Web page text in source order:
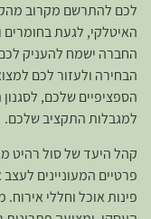
לכם להתרשם מקרוב
האיטלקי, לגעת
החברה ישמח להעניק לכם
הבחירה ולעזור לכם
הספציפיים שלכם,
למגבלות התקציב שלכם.
קהל היעד של סול רהיט
פרטיים המעוניינים
פינות אוכל וחללי